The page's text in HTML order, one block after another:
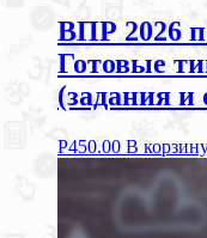
ВПР 2026
Готовые
(задания и
Р450.00 В